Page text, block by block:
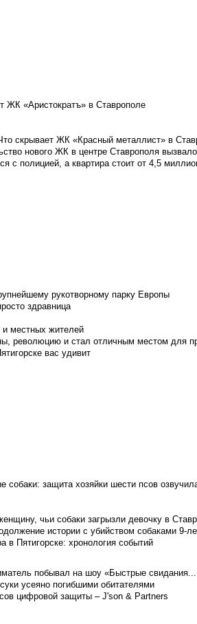
ЖК «Аристократъ» в Ставрополе
скрывает ЖК «Красный металлист» в
нового ЖК в центре Ставрополя
с полицией, а квартира стоит от 4,5
рукотворному парку Европы
здравница
и местных жителей
революцию и стал отличным местом для
вас удивит
собаки: защита хозяйки шести псов
чьи собаки загрызли девочку в
истории с убийством собаками 9-
в Пятигорске: хронология событий
побывал на шоу «Быстрые свидания...
усеяно погибшими обитателями
цифровой защиты – J'son & Partners